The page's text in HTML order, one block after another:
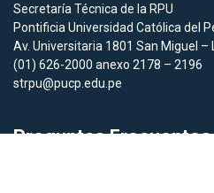
Secretaría Técnica de la RPU
Pontificia Universidad Católica del
Av. Universitaria 1801 San Miguel –
(01) 626-2000 anexo 2178 – 2196
strpu@pucp.edu.pe
Preguntas Frecuentes